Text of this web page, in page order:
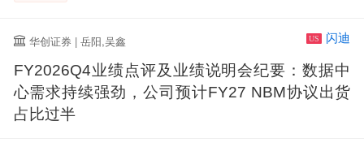
华创证券 | 岳阳,吴鑫 US 闪迪
FY2026Q4业绩点评及业绩说明会纪要：数据中
心需求持续强劲，公司预计FY27 NBM协议出货
占比过半